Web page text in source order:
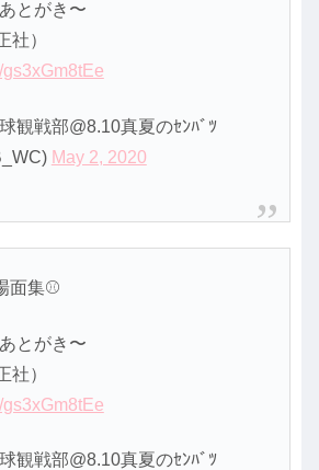
とがき〜
社）
観戦部@8.10真夏のｾﾝﾊﾞﾂ
May 2, 2020
面集⚾️
とがき〜
社）
観戦部@8.10真夏のｾﾝﾊﾞﾂ